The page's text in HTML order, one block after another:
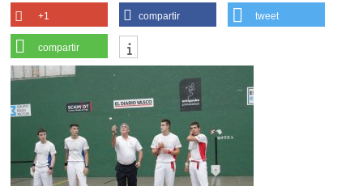
+1 compartir tweet
compartir